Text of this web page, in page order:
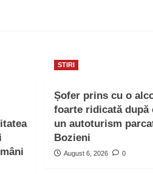
STIRI
Șofer prins cu o
foarte ridicată după
un autoturism
Bozieni
August 6, 2026 0